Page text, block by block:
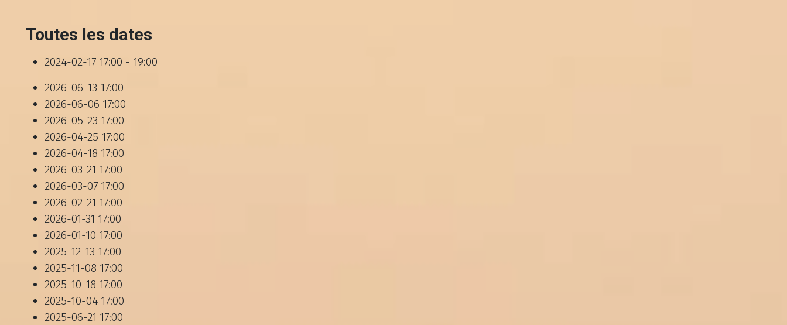
Toutes les dates
2024-02-17 17:00 - 19:00
2026-06-13 17:00
2026-06-06 17:00
2026-05-23 17:00
2026-04-25 17:00
2026-04-18 17:00
2026-03-21 17:00
2026-03-07 17:00
2026-02-21 17:00
2026-01-31 17:00
2026-01-10 17:00
2025-12-13 17:00
2025-11-08 17:00
2025-10-18 17:00
2025-10-04 17:00
2025-06-21 17:00